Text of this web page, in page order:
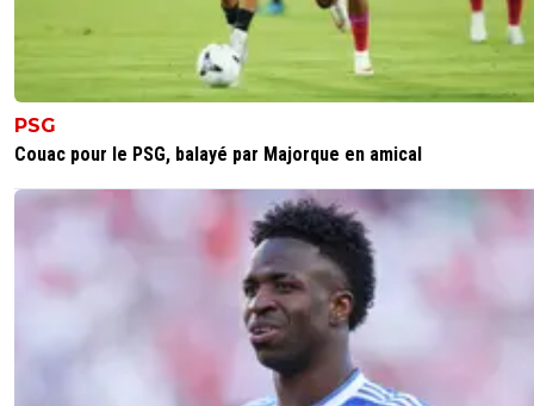
PSG
Couac pour le PSG, balayé par Majorque en amical